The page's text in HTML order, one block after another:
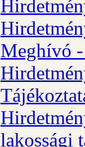
Meghívó
lakossági